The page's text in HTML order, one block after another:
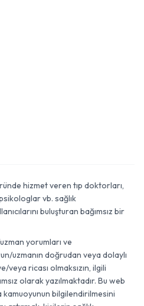
hizmet veren tıp doktorları,
vb. sağlık
buluşturan bağımsız bir
yorumları ve
uzmanın doğrudan veya dolaylı
ricası olmaksızın, ilgili
olarak yazılmaktadır. Bu web
kamuoyunun bilgilendirilmesini